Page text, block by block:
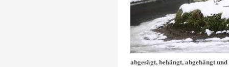
abgesägt, behängt, abgehängt